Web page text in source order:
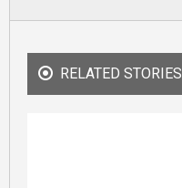
RELATED STORIES